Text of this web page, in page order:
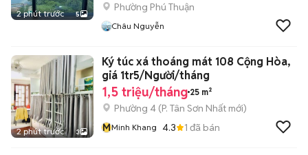
2 phút trước 5
Phường Phú Thuận
Châu Nguyễn
2 phút trước 3
Ký túc xá thoáng mát 108 Cộng Hòa,
giá 1tr5/Người/tháng
1,5 triệu/tháng 25 m²
Phường 4 (P. Tân Sơn Nhất mới)
MMinh Khang 4.3 1 đã bán